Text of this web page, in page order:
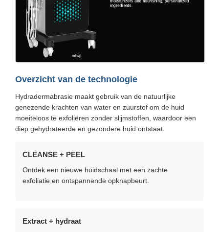
Overzicht van de technologie
Hydradermabrasie maakt gebruik van de natuurlijke
genezende krachten van water en zuurstof om de huid
moeiteloos te exfoliëren zonder slijmstoffen, waardoor een
diep gehydrateerde en gezondere huid ontstaat.
CLEANSE + PEEL
Ontdek een nieuwe huidschaal met een zachte
exfoliatie en ontspannende opknapbeurt.
Extract + hydraat